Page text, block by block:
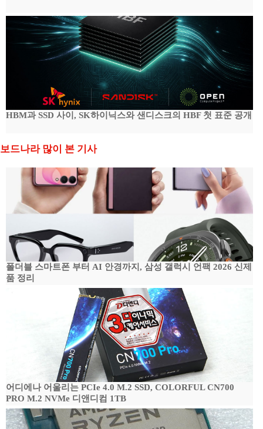
HBM과 SSD 사이, SK하이닉스와 샌디스크의 HBF 첫 표준 공개
보드나라 많이 본 기사
폴더블 스마트폰 부터 AI 안경까지, 삼성 갤럭시 언팩 2026 신제
품 정리
어디에나 어울리는 PCIe 4.0 M.2 SSD, COLORFUL CN700
PRO M.2 NVMe 디앤디컴 1TB